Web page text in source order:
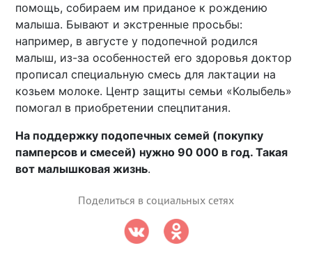
помощь, собираем им приданое к рождению
малыша. Бывают и экстренные просьбы:
например, в августе у подопечной родился
малыш, из-за особенностей его здоровья доктор
прописал специальную смесь для лактации на
козьем молоке. Центр защиты семьи «Колыбель»
помогал в приобретении спецпитания.
На поддержку подопечных семей (покупку
памперсов и смесей) нужно 90 000 в год. Такая
вот малышковая жизнь.
Поделиться в социальных сетях